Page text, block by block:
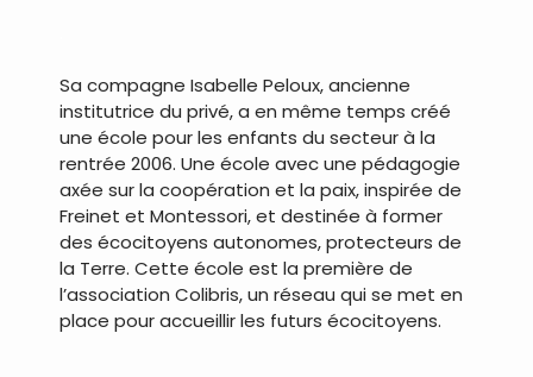
Sa compagne Isabelle Peloux, ancienne
institutrice du privé, a en même temps créé
une école pour les enfants du secteur à la
rentrée 2006. Une école avec une pédagogie
axée sur la coopération et la paix, inspirée de
Freinet et Montessori, et destinée à former
des écocitoyens autonomes, protecteurs de
la Terre. Cette école est la première de
l’association Colibris, un réseau qui se met en
place pour accueillir les futurs écocitoyens.